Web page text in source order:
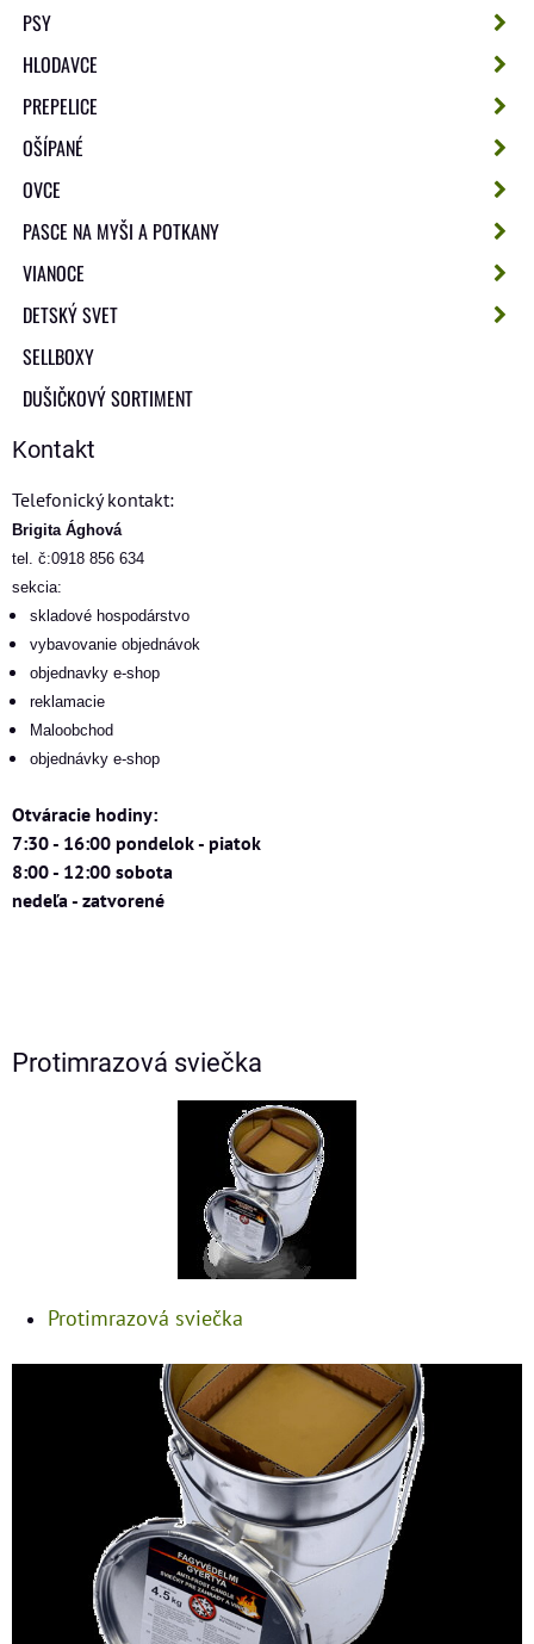
PSY
HLODAVCE
PREPELICE
OŠÍPANÉ
OVCE
PASCE NA MYŠI A POTKANY
VIANOCE
DETSKÝ SVET
SELLBOXY
DUŠIČKOVÝ SORTIMENT
Kontakt
Telefonický kontakt:
Brigita Ághová
tel. č:0918 856 634
sekcia:
skladové hospodárstvo
vybavovanie objednávok
objednavky e-shop
reklamacie
Maloobchod
objednávky e-shop
Otváracie hodiny:
7:30 - 16:00 pondelok - piatok
8:00 - 12:00 sobota
nedeľa - zatvorené
Protimrazová sviečka
Protimrazová sviečka